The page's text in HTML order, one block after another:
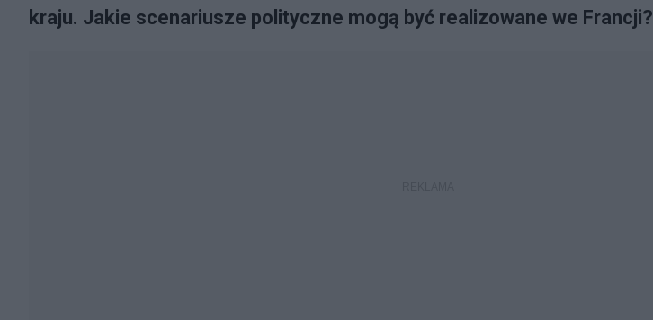
kraju. Jakie scenariusze polityczne mogą być realizowane we Francji?